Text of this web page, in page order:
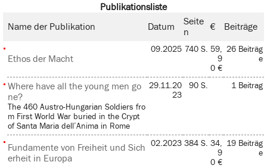
Publikationsliste
Name der Publikation
Datum
Seite
n
€ Beiträge
Ethos der Macht
09.2025 740 S. 59,
9
0 €
26 Beiträg
e
Where have all the young men go
ne?
The 460 Austro-Hungarian Soldiers fro
m First World War buried in the Crypt
of Santa Maria dell’Anima in Rome
29.11.20
23
90 S. 1 Beitrag
Fundamente von Freiheit und Sich
erheit in Europa
02.2023 384 S. 34,
9
0 €
19 Beiträg
e